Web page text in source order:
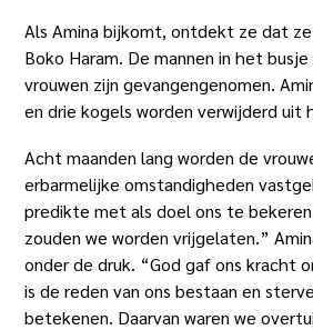
Als Amina bijkomt, ontdekt ze dat ze
Boko Haram. De mannen in het
vrouwen zijn gevangengenomen.
en drie kogels worden verwijderd uit
Acht maanden lang worden de
erbarmelijke omstandigheden
predikte met als doel ons te
zouden we worden vrijgelaten.”
onder de druk. “God gaf ons kracht
is de reden van ons bestaan en
betekenen. Daarvan waren we